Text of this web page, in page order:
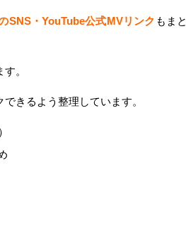
SNS・YouTube公式MVリンク もまと
。
きるよう整理しています。